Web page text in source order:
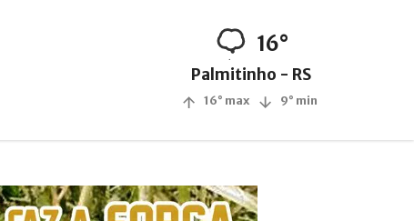
16°
Palmitinho - RS
16° max 9° min